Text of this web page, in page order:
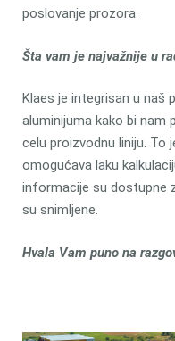
poslovanje prozora.
Šta vam je najvažnije u
Klaes je integrisan u naš
aluminijuma kako bi nam
celu proizvodnu liniju. To
omogućava laku
informacije su dostupne
su snimljene.
Hvala Vam puno na